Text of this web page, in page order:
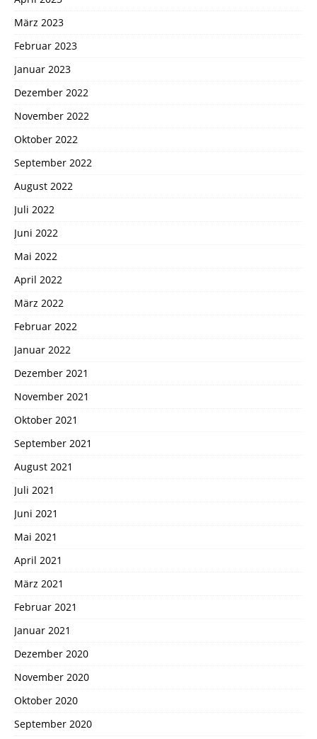
März 2023
Februar 2023
Januar 2023
Dezember 2022
November 2022
Oktober 2022
September 2022
August 2022
Juli 2022
Juni 2022
Mai 2022
April 2022
März 2022
Februar 2022
Januar 2022
Dezember 2021
November 2021
Oktober 2021
September 2021
August 2021
Juli 2021
Juni 2021
Mai 2021
April 2021
März 2021
Februar 2021
Januar 2021
Dezember 2020
November 2020
Oktober 2020
September 2020